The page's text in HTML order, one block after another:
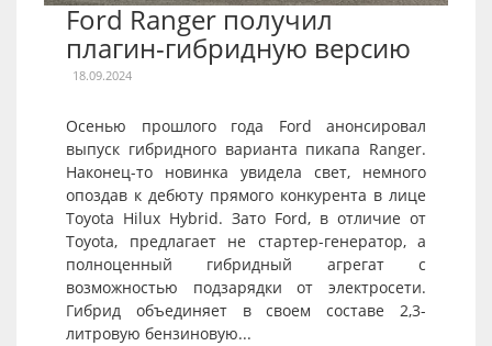
Ford Ranger получил
плагин-гибридную версию
18.09.2024
Осенью прошлого года Ford анонсировал
выпуск гибридного варианта пикапа Ranger.
Наконец-то новинка увидела свет, немного
опоздав к дебюту прямого конкурента в лице
Toyota Hilux Hybrid. Зато Ford, в отличие от
Toyota, предлагает не стартер-генератор, а
полноценный гибридный агрегат с
возможностью подзарядки от электросети.
Гибрид объединяет в своем составе 2,3-
литровую бензиновую...